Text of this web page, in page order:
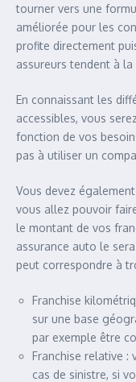
tourner vers une
améliorée pour les
profite directement
assureurs tendent à la
En connaissant les
accessibles, vous
fonction de vos
pas à utiliser un
Vous devez
vous allez pouvoir
le montant de vos
assurance auto le
peut correspondre à
Franchise
sur une base
par exemple être
Franchise relative :
cas de sinistre, si